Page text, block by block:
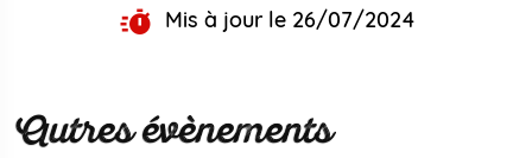
Mis à jour le 26/07/2024
Autres évènements